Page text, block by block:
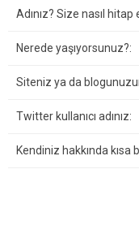
Adınız? Size nasıl hitap
Nerede yaşıyorsunuz?:
Siteniz ya da
Twitter kullanıcı adınız:
Kendiniz hakkında kısa